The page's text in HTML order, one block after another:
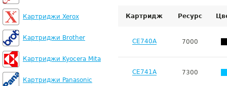
Картриджи Xerox
Картриджи Brother
Картриджи Kyocera Mita
Картриджи Panasonic
Картридж Ресурс
CE740A 7000
CE741A 7300